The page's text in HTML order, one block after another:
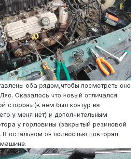
оба рядом,чтобы посмотреть оно
Оказалось что новый отличался
стороны(в нем был контур на
у меня нет) и дополнительным
у горловины (закрытый резиновой
В остальном он полностью повторял
машине.